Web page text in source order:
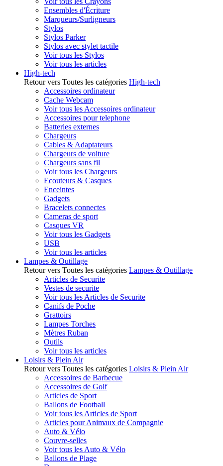
Ensembles d'Écriture
Marqueurs/Surligneurs
Stylos
Stylos Parker
Stylos avec stylet tactile
Voir tous les Stylos
Voir tous les articles
High-tech
Retour vers Toutes les catégories High-tech
Accessoires ordinateur
Cache Webcam
Voir tous les Accessoires ordinateur
Accessoires pour telephone
Batteries externes
Chargeurs
Cables & Adaptateurs
Chargeurs de voiture
Chargeurs sans fil
Voir tous les Chargeurs
Ecouteurs & Casques
Enceintes
Gadgets
Bracelets connectes
Cameras de sport
Casques VR
Voir tous les Gadgets
USB
Voir tous les articles
Lampes & Outillage
Retour vers Toutes les catégories Lampes & Outillage
Articles de Securite
Vestes de securite
Voir tous les Articles de Securite
Canifs de Poche
Grattoirs
Lampes Torches
Mètres Ruban
Outils
Voir tous les articles
Loisirs & Plein Air
Retour vers Toutes les catégories Loisirs & Plein Air
Accessoires de Barbecue
Accessoires de Golf
Articles de Sport
Ballons de Football
Voir tous les Articles de Sport
Articles pour Animaux de Compagnie
Auto & Vélo
Couvre-selles
Voir tous les Auto & Vélo
Ballons de Plage